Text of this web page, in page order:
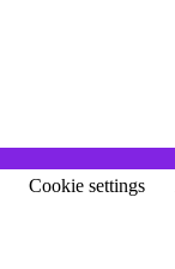
Cookie settings